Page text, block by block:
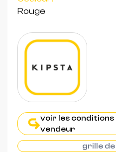
Rouge
voir les
vendeur
grille